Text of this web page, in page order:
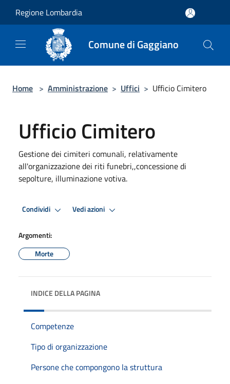
Regione Lombardia
Comune di Gaggiano
Home > Amministrazione > Uffici > Ufficio Cimitero
Ufficio Cimitero
Gestione dei cimiteri comunali, relativamente
all'organizzazione dei riti funebri,,concessione di
sepolture, illuminazione votiva.
Condividi Vedi azioni
Argomenti:
Morte
INDICE DELLA PAGINA
Competenze
Tipo di organizzazione
Persone che compongono la struttura